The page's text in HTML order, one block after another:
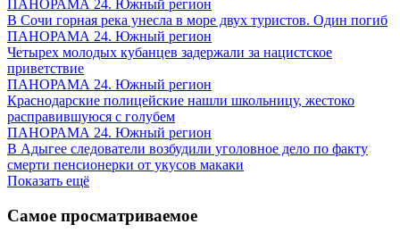
ПАНОРАМА 24. Южный регион
В Сочи горная река унесла в море двух туристов. Один погиб
ПАНОРАМА 24. Южный регион
Четырех молодых кубанцев задержали за нацистское
приветствие
ПАНОРАМА 24. Южный регион
Краснодарские полицейские нашли школьницу, жестоко
расправившуюся с голубем
ПАНОРАМА 24. Южный регион
В Адыгее следователи возбудили уголовное дело по факту
смерти пенсионерки от укусов макаки
Показать ещё
Самое просматриваемое